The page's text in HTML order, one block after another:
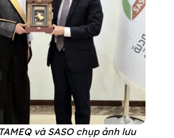
và SASO chụp ảnh lưu